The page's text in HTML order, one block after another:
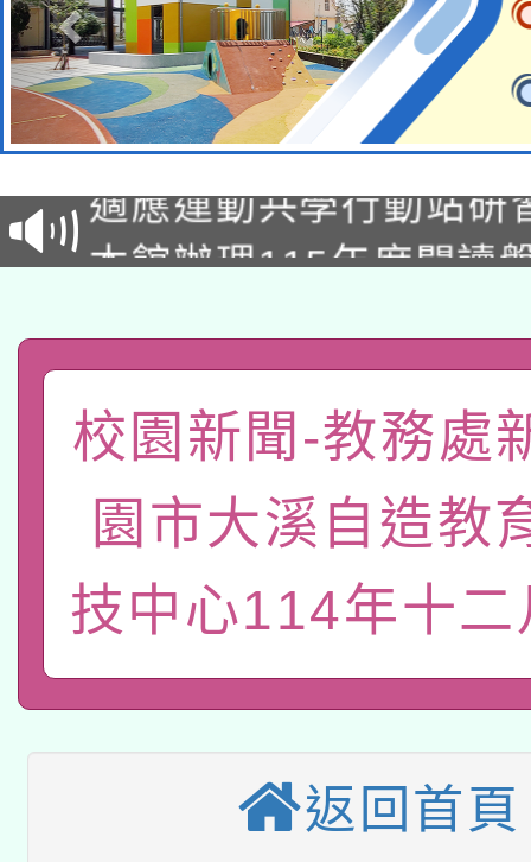
本校115學年度第2次
招甄選結果公告(無人
招)
適應運動共學行動站研
本館辦理115年度閱讀
礎課程
A3數位素養講師名單
「數位內容與教學軟體
pilot」
薪期間赴陸應申請許可
轉知經濟部水利署委託
業技術研究院辦理「
用水績優單位及節水達
動」
115年8月22日(星期六
桃園市孔廟祈福系列
本校115學年度第2次
招甄選結果公告(無人
適應運動共學行動站研
本館辦理115年度閱讀
校園新聞-教務處
園市大溪自造教
技中心114年十
返回首頁